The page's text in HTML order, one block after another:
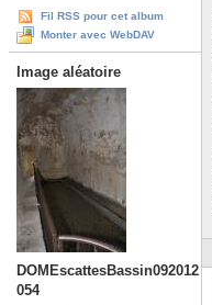
Fil RSS pour cet album
Monter avec WebDAV
Image aléatoire
DOMEscattesBassin092012
054